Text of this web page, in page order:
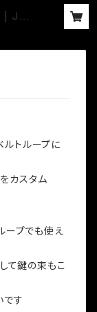
| JA
トループに
カスタム
ープでも使え
て鍵の束もこ
です